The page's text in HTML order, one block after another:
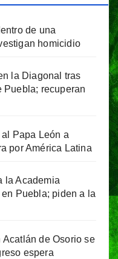
de una
homicidio
la Diagonal tras
Puebla; recuperan
Papa León a
por América Latina
la Academia
Puebla; piden a la
de Osorio se
espera